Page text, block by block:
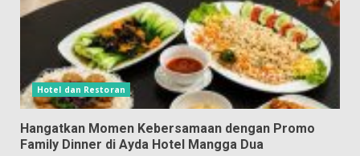
Hotel dan Restoran
Hangatkan Momen Kebersamaan dengan Promo
Family Dinner di Ayda Hotel Mangga Dua